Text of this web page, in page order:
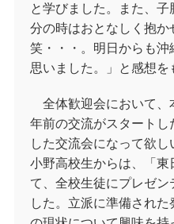
と学びました。また、
分の時はおとなしく抱か
笑・・・。明日からも沖
思いました。」と感想を
全体歓迎会において、
年前の交流がスタート
した交流会になって欲し
小野高校生からは、「
て、全校生徒にプレゼン
した。立派に準備され